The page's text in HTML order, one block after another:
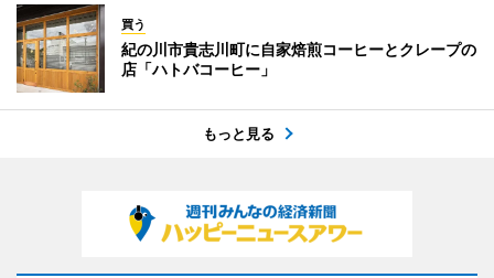
買う
紀の川市貴志川町に自家焙煎コーヒーとクレープの
店「ハトバコーヒー」
もっと見る